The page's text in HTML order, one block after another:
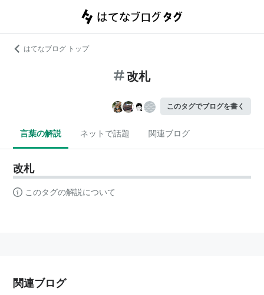
はてなブログ トップ
改札
このタグでブログを書く
言葉の解説 ネットで話題 関連ブログ
改札
このタグの解説について
関連ブログ